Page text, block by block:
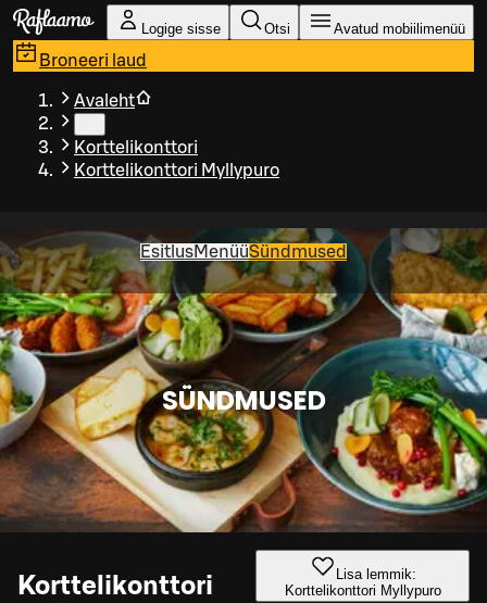
Liigu peamise sisu juurde
Logige sisse Otsi Avatud mobiilimenüü
Broneeri laud
Avaleht
Korttelikonttori
Korttelikonttori Myllypuro
EsitlusMenüüSündmused
SÜNDMUSED
Korttelikonttori
Lisa lemmik:
Korttelikonttori Myllypuro